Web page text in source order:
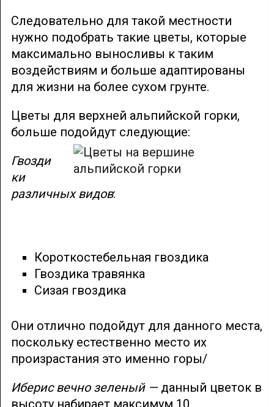
Следовательно для такой местности
нужно подобрать такие цветы, которые
максимально выносливы к таким
воздействиям и больше адаптированы
для жизни на более сухом грунте.
Цветы для верхней альпийской горки,
больше подойдут следующие:
Гвозди
ки
различных видов:
Короткостебельная гвоздика
Гвоздика травянка
Сизая гвоздика
Они отлично подойдут для данного места,
поскольку естественно место их
произрастания это именно горы/
Иберис вечно зеленый — данный цветок в